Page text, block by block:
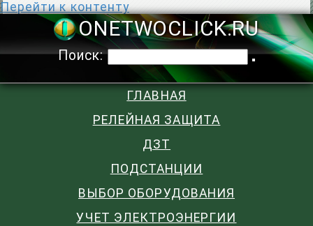
Перейти к контенту
Поиск:
ГЛАВНАЯ
РЕЛЕЙНАЯ ЗАЩИТА
ДЗТ
ПОДСТАНЦИИ
ВЫБОР ОБОРУДОВАНИЯ
УЧЕТ ЭЛЕКТРОЭНЕРГИИ